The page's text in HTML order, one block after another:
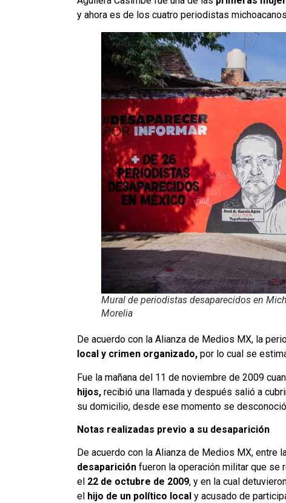
y ahora es de los cuatro periodistas
Mural de periodistas desaparecidos en
Morelia
De acuerdo con la Alianza de Medios MX, la
local y crimen organizado, por lo cual se
Fue la mañana del 11 de noviembre de 2009
hijos, recibió una llamada y después salió a
su domicilio, desde ese momento se
Notas realizadas previo a su desaparición
De acuerdo con la Alianza de Medios MX, entre
desaparición fueron la operación militar que se
el 22 de octubre de 2009, y en la cual
el hijo de un político local y acusado de